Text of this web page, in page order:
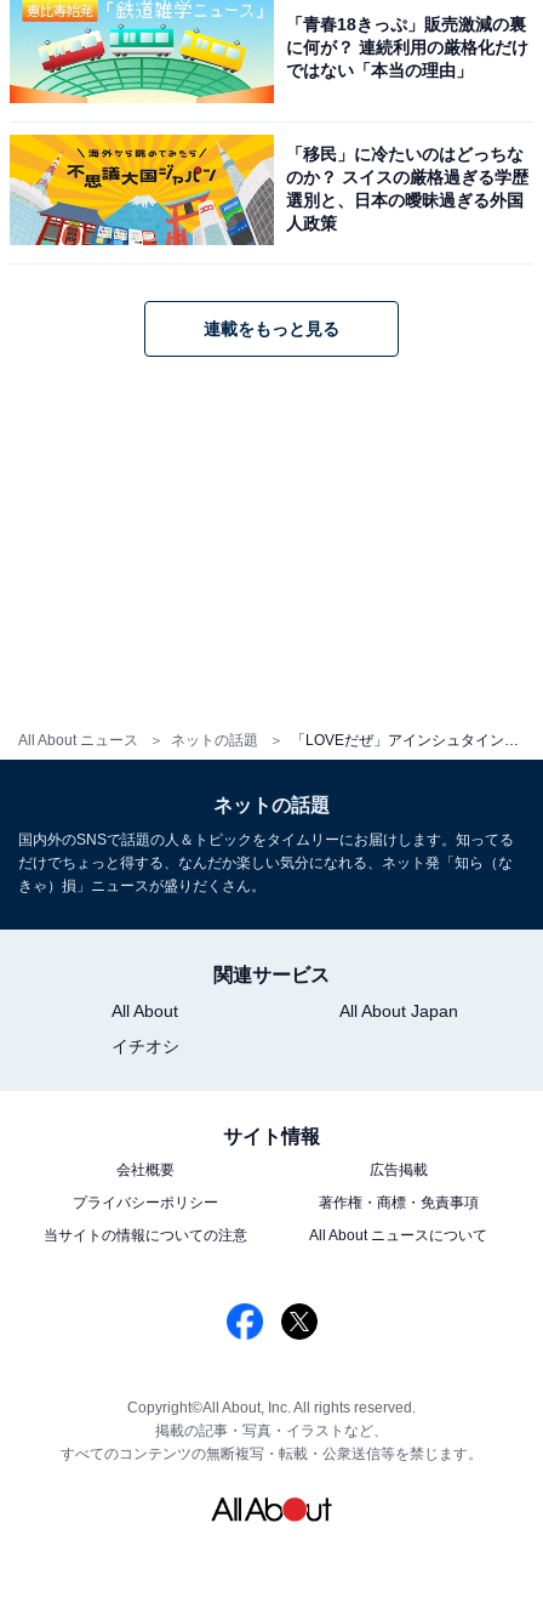
All About ニュース ネットの話題
「青春18きっぷ」販売激減の裏
に何が？ 連続利用の厳格化だけ
ではない「本当の理由」
「移民」に冷たいのはどっちな
のか？ スイスの厳格過ぎる学歴
選別と、日本の曖昧過ぎる外国
人政策
連載をもっと見る
ネットの話題
国内外のSNSで話題の人＆トピックをタイムリーにお届けします。知ってる
だけでちょっと得する、なんだか楽しい気分になれる、ネット発「知ら（な
きゃ）損」ニュースが盛りだくさん。
関連サービス
All About
All About Japan
イチオシ
サイト情報
会社概要
広告掲載
プライバシーポリシー
著作権・商標・免責事項
当サイトの情報についての注意
All About ニュースについて
Copyright©All About, Inc. All rights reserved.
掲載の記事・写真・イラストなど、
すべてのコンテンツの無断複写・転載・公衆送信等を禁じます。